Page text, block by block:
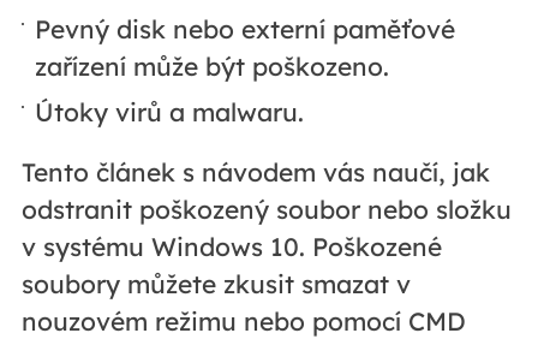
Pevný disk nebo externí paměťové
zařízení může být poškozeno.
Útoky virů a malwaru.
Tento článek s návodem vás naučí, jak
odstranit poškozený soubor nebo složku
v systému Windows 10. Poškozené
soubory můžete zkusit smazat v
nouzovém režimu nebo pomocí CMD